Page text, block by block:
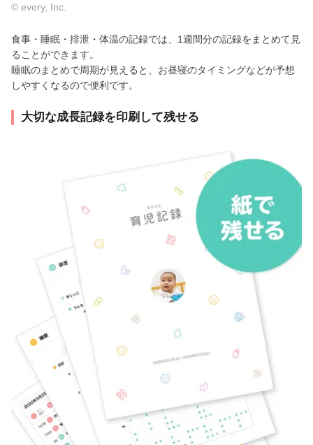
© every, Inc.
食事・睡眠・排泄・体温の記録では、1週間分の記録をまとめて見
ることができます。
睡眠のまとめで周期が見えると、お昼寝のタイミングなどが予想
しやすくなるので便利です。
大切な成長記録を印刷して残せる